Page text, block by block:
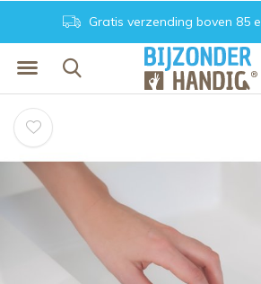
Gratis verzending boven 85